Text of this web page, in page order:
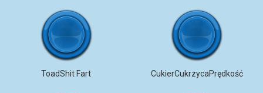
ToadShit Fart CukierCukrzycaPrędkość